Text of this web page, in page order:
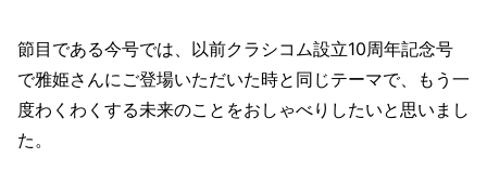
節目である今号では、以前クラシコム設立10周年記念号
で雅姫さんにご登場いただいた時と同じテーマで、もう一
度わくわくする未来のことをおしゃべりしたいと思いまし
た。